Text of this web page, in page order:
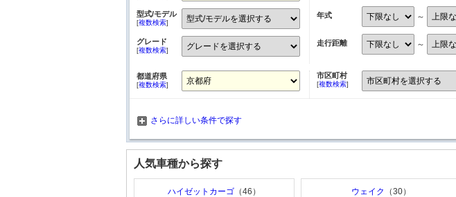
型式/モデル
[複数検索]
グレード
[複数検索]
年式 ～
走行距離 ～
都道府県
[複数検索]
市区町村
[複数検索]
さらに詳しい条件で探す
人気車種から探す
ハイゼットカーゴ （46） ウェイク （30）